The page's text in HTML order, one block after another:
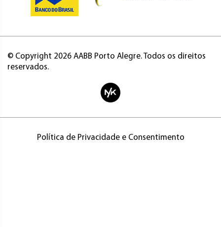
© Copyright 2026 AABB Porto Alegre. Todos os direitos
reservados.
Política de Privacidade e Consentimento